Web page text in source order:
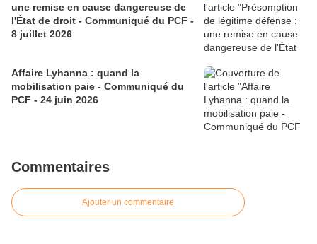
une remise en cause dangereuse de
l'État de droit - Communiqué du PCF -
8 juillet 2026
Affaire Lyhanna : quand la
mobilisation paie - Communiqué du
PCF - 24 juin 2026
Commentaires
Ajouter un commentaire